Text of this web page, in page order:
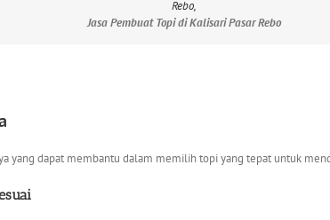
Jasa Pembuat Topi di Kalisari Pasar Rebo
yang dapat membantu dalam memilih topi yang tepat untuk